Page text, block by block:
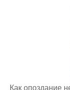
Как опоздание